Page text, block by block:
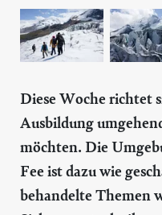
Diese Woche richtet
Ausbildung
möchten. Die
Fee ist dazu wie
behandelte Themen